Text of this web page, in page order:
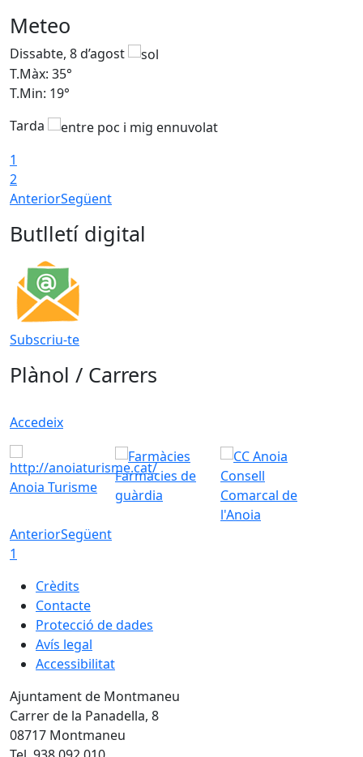
Meteo
Dissabte, 8 d’agost
T.Màx: 35°
T.Min: 19°
Tarda
1
2
AnteriorSegüent
Butlletí digital
Subscriu-te
Plànol / Carrers
Accedeix
Anoia Turisme
Farmàcies de
guàrdia
Consell
Comarcal de
l'Anoia
AnteriorSegüent
1
Crèdits
Contacte
Protecció de dades
Avís legal
Accessibilitat
Ajuntament de Montmaneu
Carrer de la Panadella, 8
08717 Montmaneu